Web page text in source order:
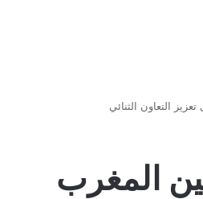
التعاون الثنائي
المغرب